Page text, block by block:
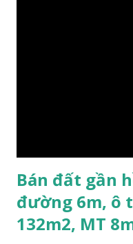
Bán đất gần
đường 6m, ô
132m2, MT